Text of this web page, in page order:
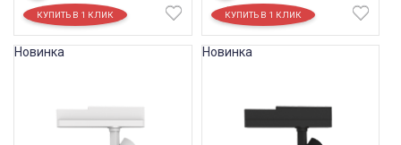
Новинка Новинка